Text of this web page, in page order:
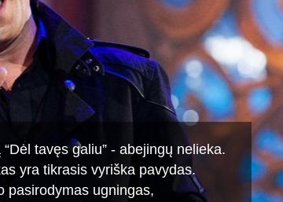
tavęs galiu” - abejingų nelieka.
yra tikrasis vyriška pavydas.
pasirodymas ugningas,